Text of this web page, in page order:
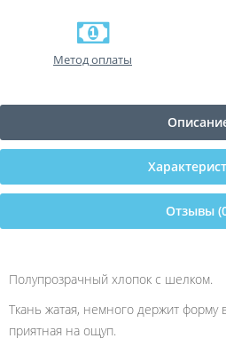
Метод оплаты
Отзывы
Полупрозрачный хлопок с шелком.
Ткань жатая, немного держит форму
приятная на ощуп.